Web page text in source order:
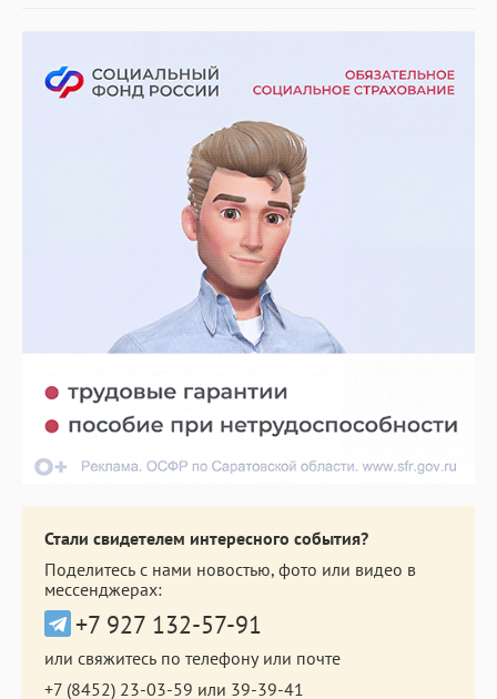
Стали свидетелем интересного события?
Поделитесь с нами новостью, фото или видео в
мессенджерах:
+7 927 132-57-91
или свяжитесь по телефону или почте
+7 (8452) 23-03-59 или 39-39-41